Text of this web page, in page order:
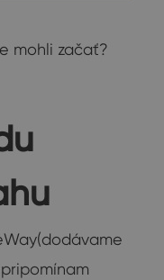
mohli začať?
pripomínam